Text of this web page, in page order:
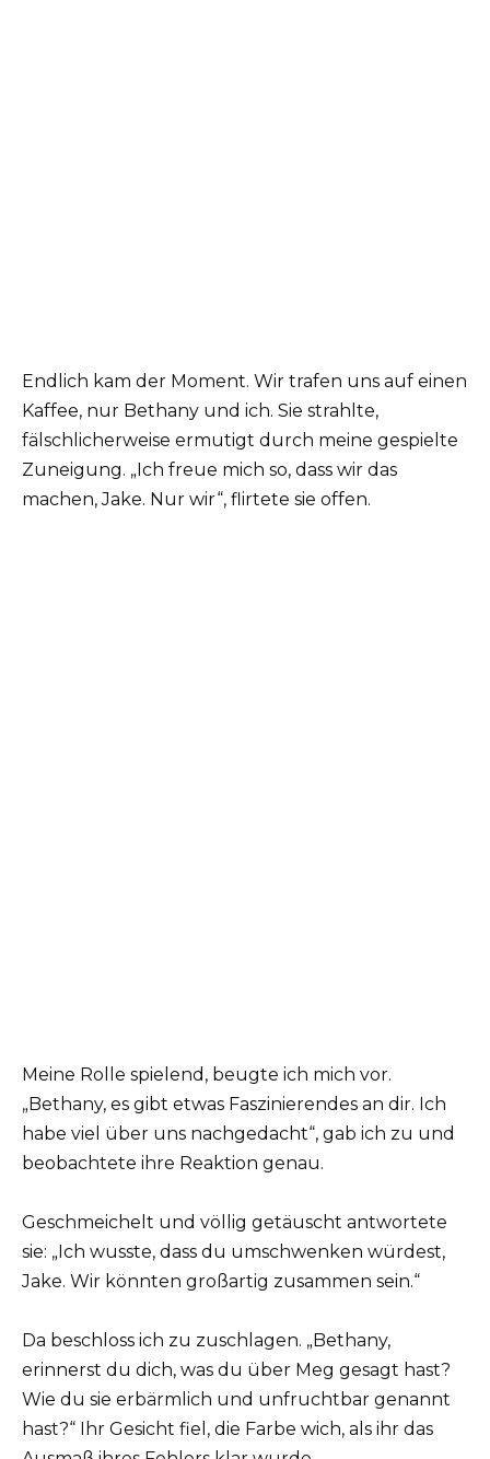
Endlich kam der Moment. Wir trafen uns auf einen
Kaffee, nur Bethany und ich. Sie strahlte,
fälschlicherweise ermutigt durch meine gespielte
Zuneigung. „Ich freue mich so, dass wir das
machen, Jake. Nur wir“, flirtete sie offen.
Meine Rolle spielend, beugte ich mich vor.
„Bethany, es gibt etwas Faszinierendes an dir. Ich
habe viel über uns nachgedacht“, gab ich zu und
beobachtete ihre Reaktion genau.
Geschmeichelt und völlig getäuscht antwortete
sie: „Ich wusste, dass du umschwenken würdest,
Jake. Wir könnten großartig zusammen sein.“
Da beschloss ich zu zuschlagen. „Bethany,
erinnerst du dich, was du über Meg gesagt hast?
Wie du sie erbärmlich und unfruchtbar genannt
hast?“ Ihr Gesicht fiel, die Farbe wich, als ihr das